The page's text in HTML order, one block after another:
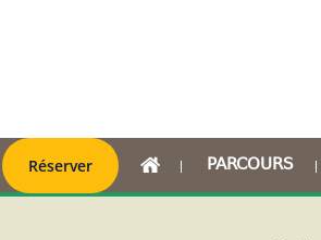
Réserver . PARCOURS